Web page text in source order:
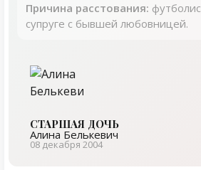
Причина расстования:
супруге с бывшей любовницей.
СТАРШАЯ ДОЧЬ
Алина Белькевич
08 декабря 2004